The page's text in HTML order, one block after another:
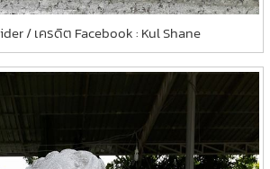
/ เครดิต Facebook : Kul Shane